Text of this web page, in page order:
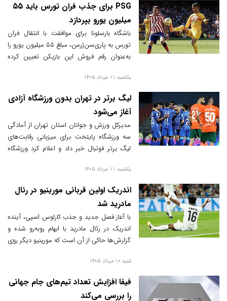
PSG برای جذب فران تورس باید ۵۵
میلیون یورو بپردازد
باشگاه بارسلونا برای موافقت با انتقال فران
تورس به پاری‌سن‌ژرمن، مبلغ ۵۵ میلیون یورو را
به‌عنوان رقم فروش این بازیکن تعیین کرده
یکشنبه 11 مرداد 1405
لیگ برتر در تهران بدون ورزشگاه آزادی
آغاز می‌شود
مدیرکل ورزش و جوانان استان تهران از آمادگی
سه ورزشگاه پایتخت برای میزبانی رقابت‌های
لیگ برتر فوتبال خبر داد و اعلام کرد ورزشگاه
قرار ندارد.
یکشنبه 11 مرداد 1405
اندریک اولین قربانی مورینیو در رئال
مادرید شد
با آغاز فصل جدید و جذب کارلوس اسپی، آینده
اندریک در رئال مادرید با ابهام روبه‌رو شده و
گزارش‌ها حاکی از آن است که مورینیو دیگر روی
نمی‌کند.
شنبه 10 مرداد 1405
فیفا افزایش تعداد تیم‌های جام جهانی
را بررسی می‌کند